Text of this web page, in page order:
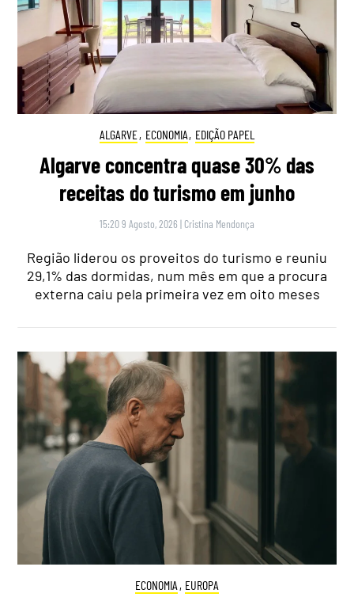
ALGARVE, ECONOMIA, EDIÇÃO PAPEL
Algarve concentra quase 30% das
receitas do turismo em junho
15:20 9 Agosto, 2026 | Cristina Mendonça
Região liderou os proveitos do turismo e reuniu
29,1% das dormidas, num mês em que a procura
externa caiu pela primeira vez em oito meses
ECONOMIA , EUROPA